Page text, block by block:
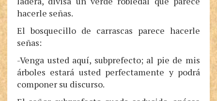
hacerle señas.
El bosquecillo de carrascas parece hacerle
señas:
-Venga usted aquí, subprefecto; al pie de mis
árboles estará usted perfectamente y podrá
componer su discurso.